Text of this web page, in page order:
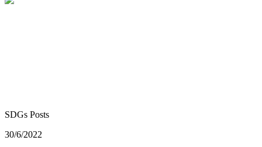
SDGs Posts
30/6/2022